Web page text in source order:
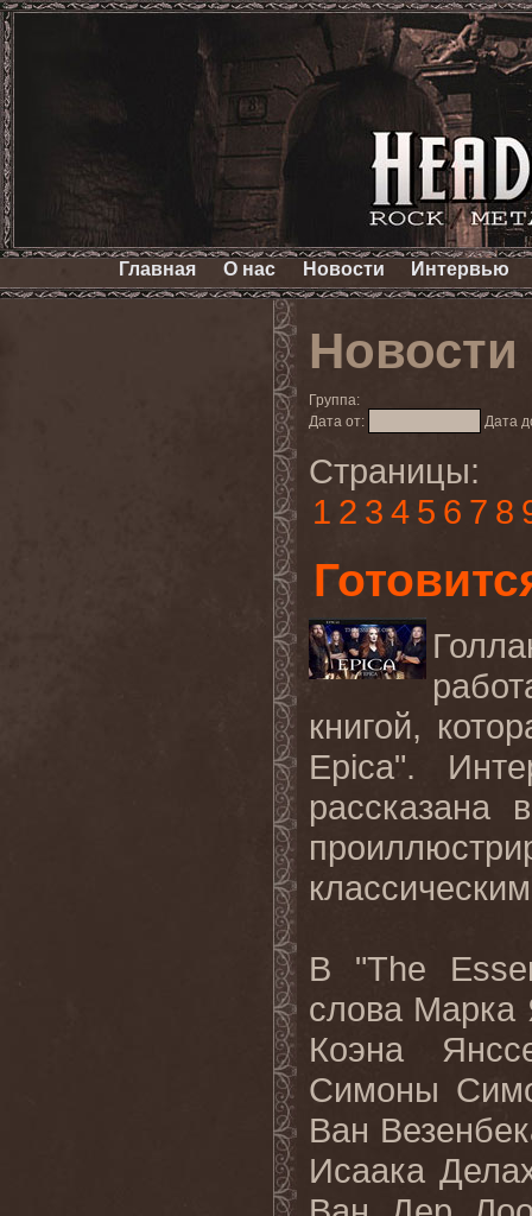
Главная О нас Новости Интервью
Новости
Группа:
Дата от:
Дата
Страницы:
1 2 3 4 5 6 7 8
книгой,
Epica".
рассказана
В "The
слова Марка
Коэна
Симоны
Ван
Исаака